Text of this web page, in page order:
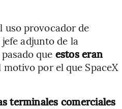
uso provocador de
adjunto de la
que estos eran
motivo por el que SpaceX
terminales comerciales